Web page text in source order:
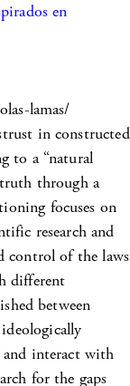
en
lamas/
in constructed
to a “natural
through a
focuses on
research and
control of the laws
different
between
and interact with
for the gaps